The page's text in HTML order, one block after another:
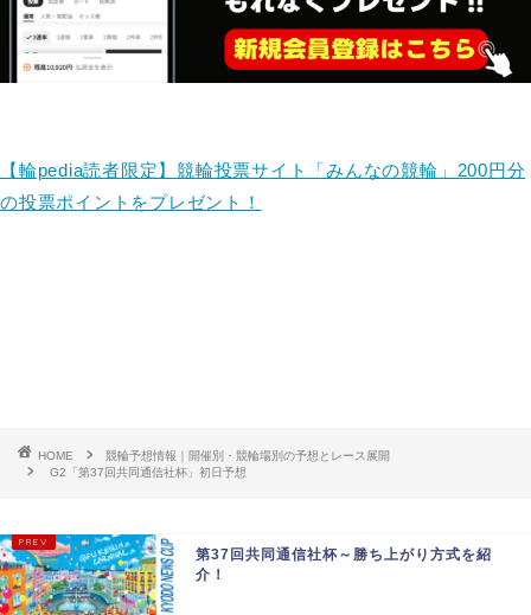
【輪pedia読者限定】競輪投票サイト「みんなの競輪」200円分
の投票ポイントをプレゼント！
HOME
競輪予想情報｜開催別・競輪場別の予想とレース展開
G2「第37回共同通信社杯」初日予想
第37回共同通信社杯～勝ち上がり方式を紹
介！